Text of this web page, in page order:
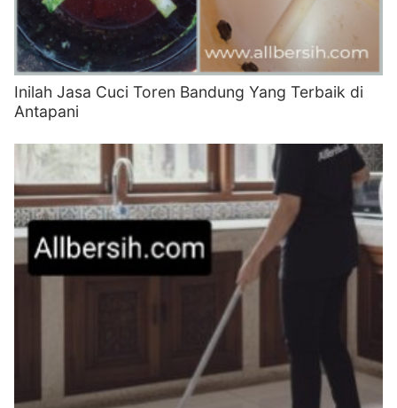
Inilah Jasa Cuci Toren Bandung Yang Terbaik di
Antapani